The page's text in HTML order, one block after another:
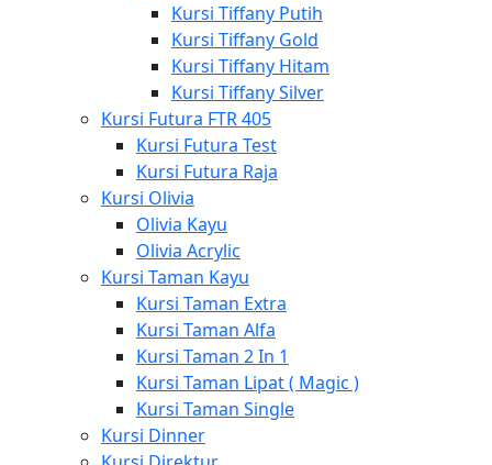
Kursi Tiffany Putih
Kursi Tiffany Gold
Kursi Tiffany Hitam
Kursi Tiffany Silver
Kursi Futura FTR 405
Kursi Futura Test
Kursi Futura Raja
Kursi Olivia
Olivia Kayu
Olivia Acrylic
Kursi Taman Kayu
Kursi Taman Extra
Kursi Taman Alfa
Kursi Taman 2 In 1
Kursi Taman Lipat ( Magic )
Kursi Taman Single
Kursi Dinner